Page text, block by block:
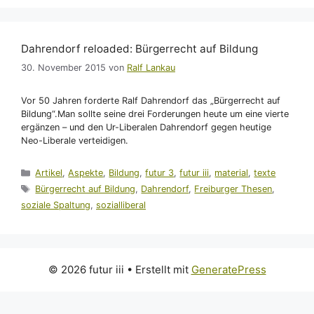
Dahrendorf reloaded: Bürgerrecht auf Bildung
30. November 2015 von Ralf Lankau
Vor 50 Jahren forderte Ralf Dahrendorf das „Bürgerrecht auf
Bildung“.Man sollte seine drei Forderungen heute um eine vierte
ergänzen – und den Ur-Liberalen Dahrendorf gegen heutige
Neo-Liberale verteidigen.
Kategorien
Artikel,Aspekte, Bildung,futur 3,futur iii, material,texte
Schlagwörter
Bürgerrecht auf Bildung, Dahrendorf, Freiburger Thesen,
soziale Spaltung, sozialliberal
© 2026 futur iii • Erstellt mit GeneratePress